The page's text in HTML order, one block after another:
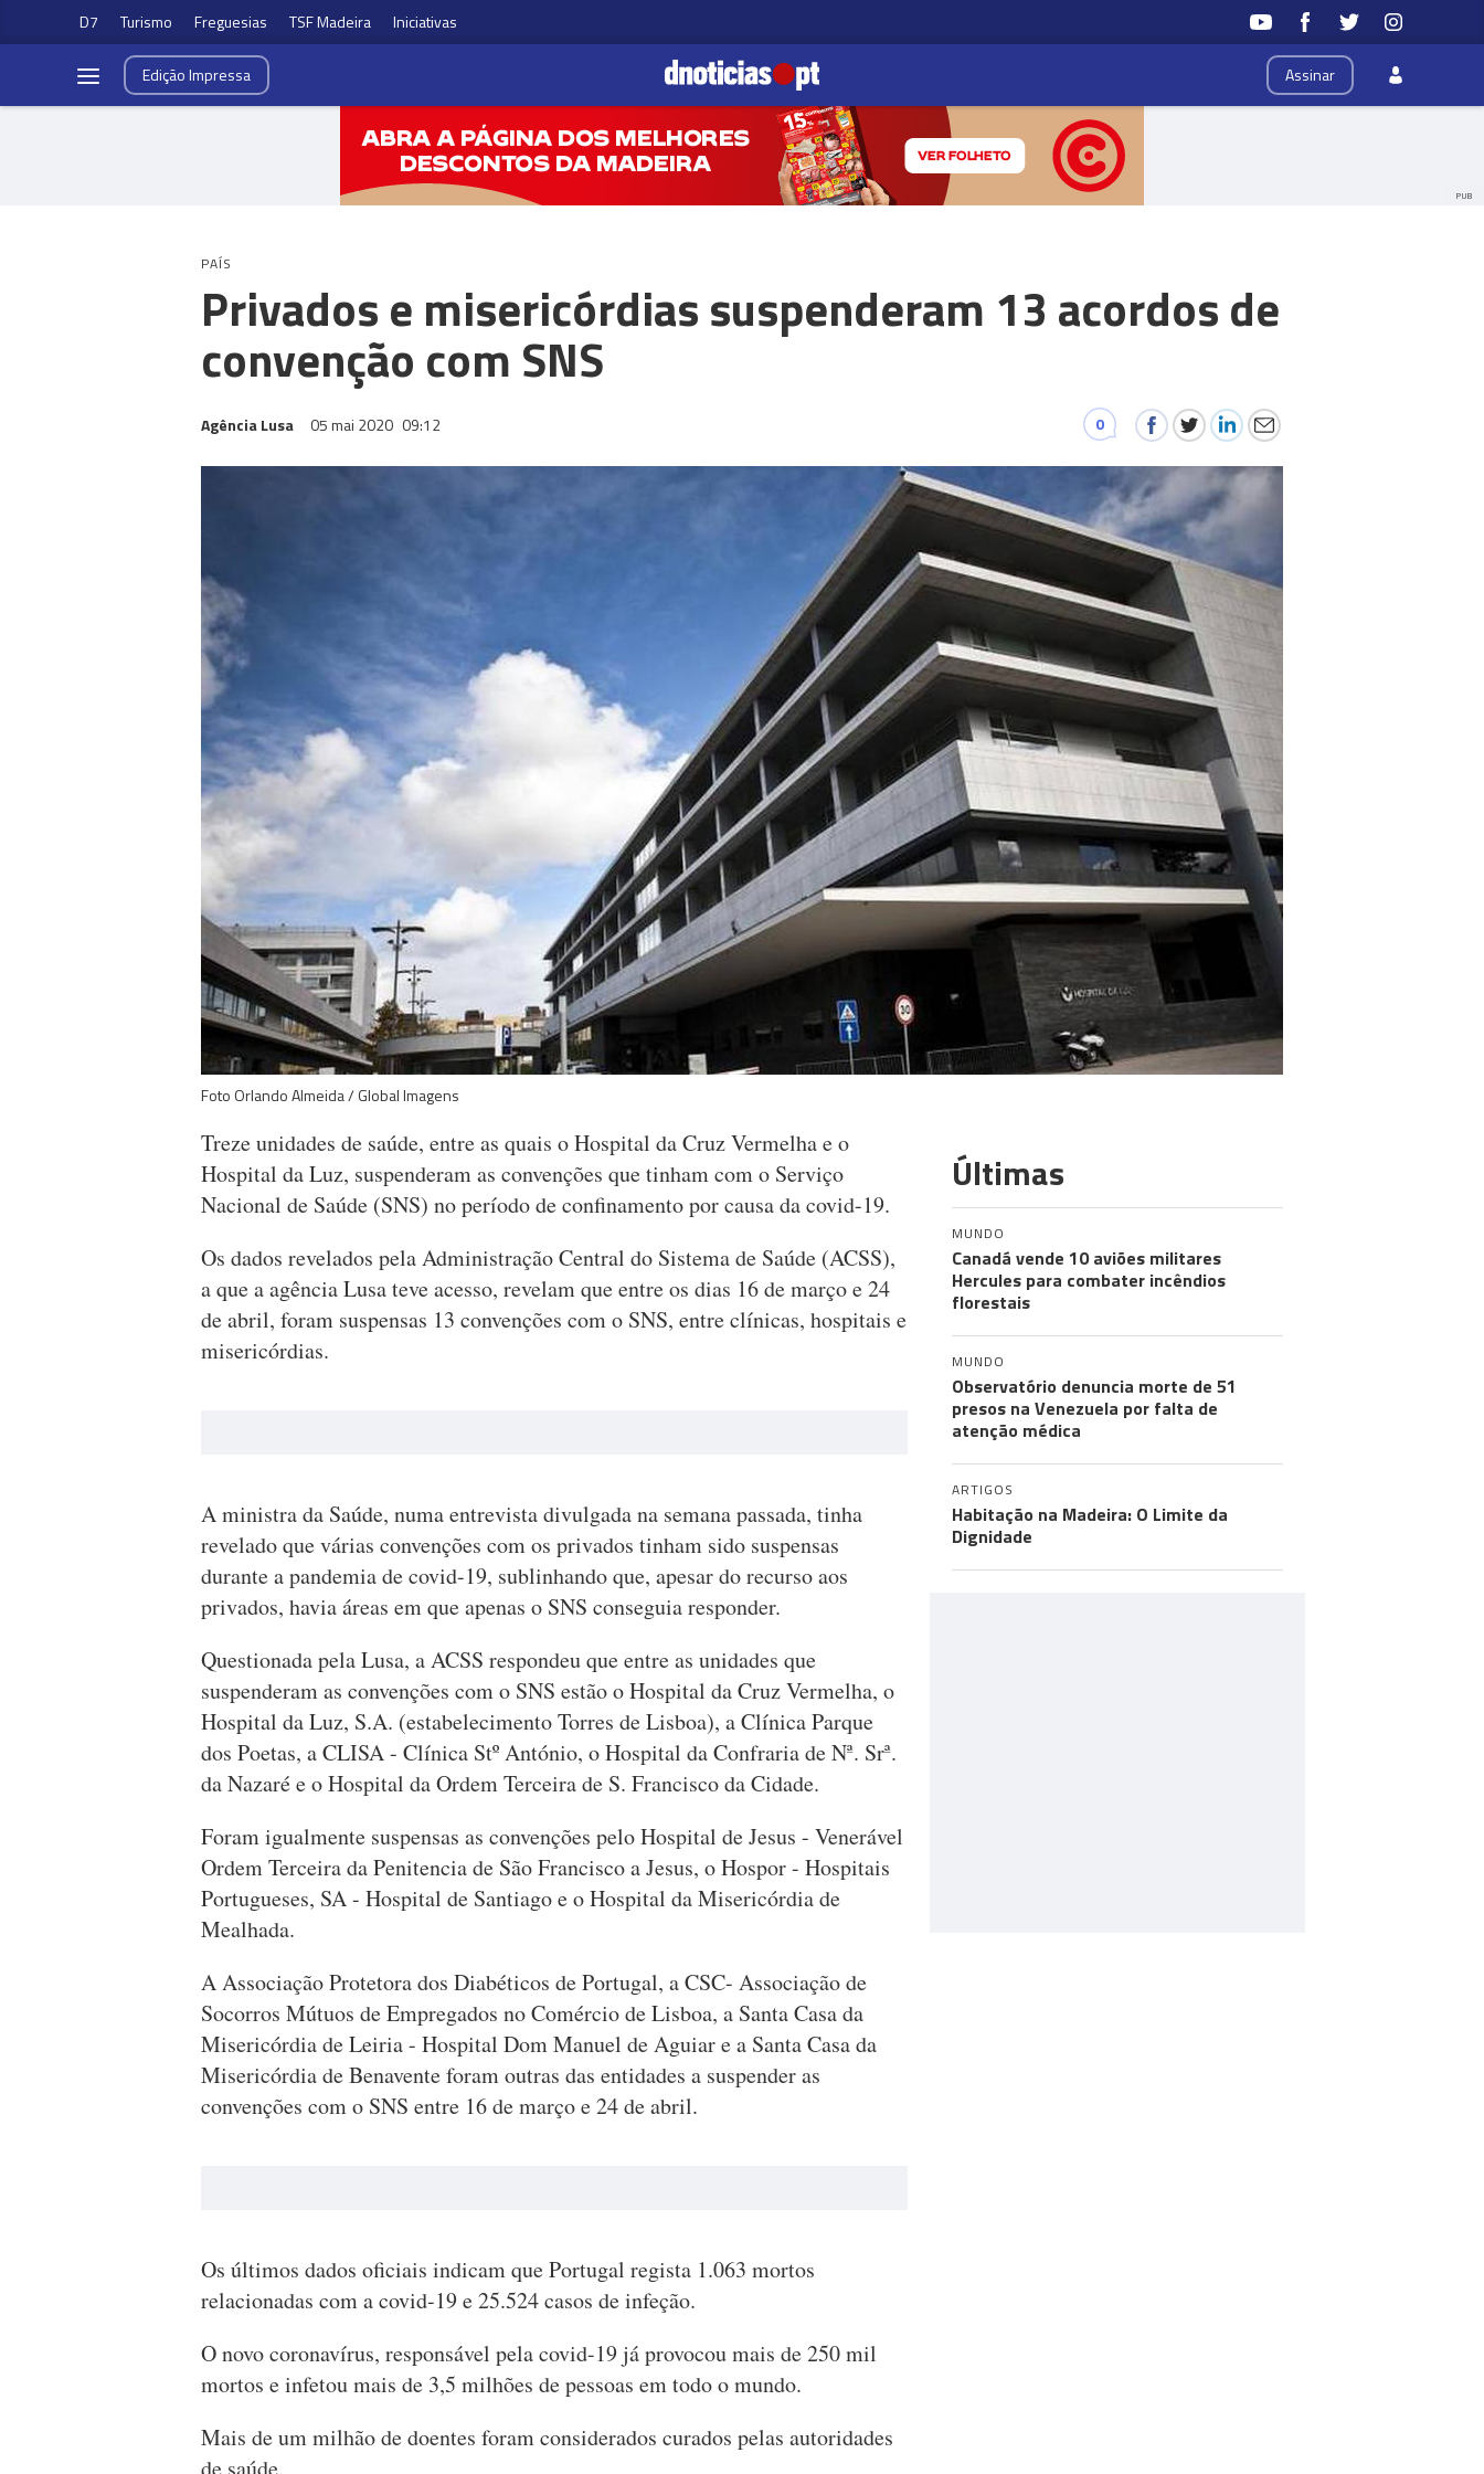
D7 Turismo Freguesias TSF Madeira Iniciativas
Assinar
EdiçãoImpressa
PUB
PAÍS
Privados e misericórdias suspenderam 13 acordos de
convenção com SNS
Agência Lusa 05 mai 2020 09:12 0
Foto Orlando Almeida / Global Imagens
Treze unidades de saúde, entre as quais o Hospital da Cruz Vermelha e o
Hospital da Luz, suspenderam as convenções que tinham com o Serviço
Nacional de Saúde (SNS) no período de confinamento por causa da covid-19.
Os dados revelados pela Administração Central do Sistema de Saúde (ACSS),
a que a agência Lusa teve acesso, revelam que entre os dias 16 de março e 24
de abril, foram suspensas 13 convenções com o SNS, entre clínicas, hospitais e
misericórdias.
A ministra da Saúde, numa entrevista divulgada na semana passada, tinha
revelado que várias convenções com os privados tinham sido suspensas
durante a pandemia de covid-19, sublinhando que, apesar do recurso aos
privados, havia áreas em que apenas o SNS conseguia responder.
Questionada pela Lusa, a ACSS respondeu que entre as unidades que
suspenderam as convenções com o SNS estão o Hospital da Cruz Vermelha, o
Hospital da Luz, S.A. (estabelecimento Torres de Lisboa), a Clínica Parque
dos Poetas, a CLISA - Clínica Stº António, o Hospital da Confraria de Nª. Srª.
da Nazaré e o Hospital da Ordem Terceira de S. Francisco da Cidade.
Foram igualmente suspensas as convenções pelo Hospital de Jesus - Venerável
Ordem Terceira da Penitencia de São Francisco a Jesus, o Hospor - Hospitais
Portugueses, SA - Hospital de Santiago e o Hospital da Misericórdia de
Mealhada.
A Associação Protetora dos Diabéticos de Portugal, a CSC- Associação de
Socorros Mútuos de Empregados no Comércio de Lisboa, a Santa Casa da
Misericórdia de Leiria - Hospital Dom Manuel de Aguiar e a Santa Casa da
Misericórdia de Benavente foram outras das entidades a suspender as
convenções com o SNS entre 16 de março e 24 de abril.
Os últimos dados oficiais indicam que Portugal regista 1.063 mortos
relacionadas com a covid-19 e 25.524 casos de infeção.
O novo coronavírus, responsável pela covid-19 já provocou mais de 250 mil
mortos e infetou mais de 3,5 milhões de pessoas em todo o mundo.
Mais de um milhão de doentes foram considerados curados pelas autoridades
Últimas
MUNDO
Canadá vende 10 aviões militares
Hercules para combater incêndios
florestais
MUNDO
Observatório denuncia morte de 51
presos na Venezuela por falta de
atenção médica
ARTIGOS
Habitação na Madeira: O Limite da
Dignidade